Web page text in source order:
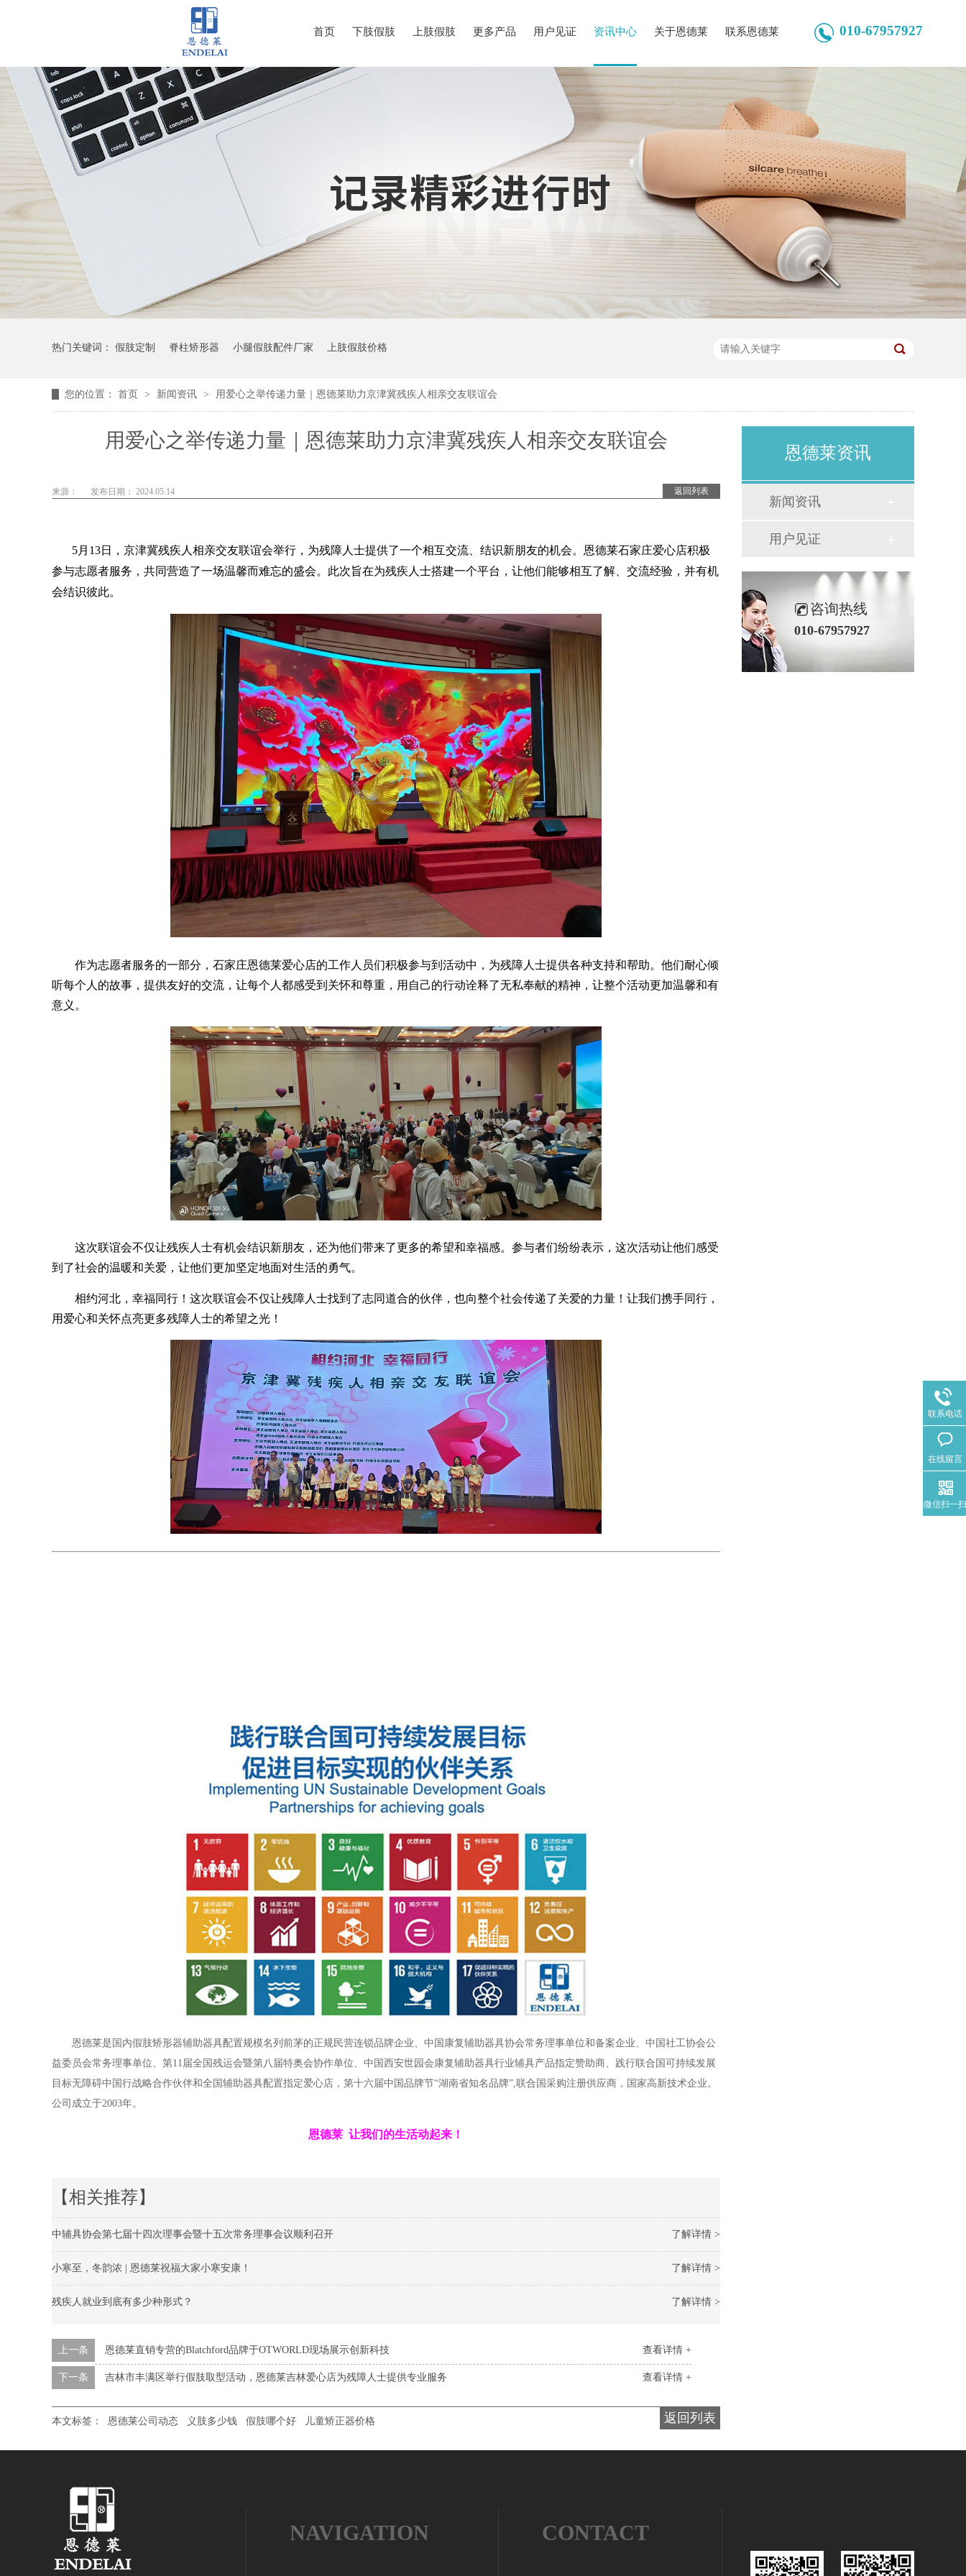
首页 下肢假肢 上肢假肢 更多产品 用户见证 资讯中心 关于恩德莱 联系恩德莱 010-67957927
热门关键词： 假肢定制 脊柱矫形器 小腿假肢配件厂家 上肢假肢价格
您的位置： 首页 > 新闻资讯 > 用爱心之举传递力量｜恩德莱助力京津冀残疾人相亲交友联谊会
用爱心之举传递力量｜恩德莱助力京津冀残疾人相亲交友联谊会
返回列表
来源： 发布日期： 2024.05.14
5月13日，京津冀残疾人相亲交友联谊会举行，为残障人士提供了一个相互交流、结识新朋友的机会。恩德莱石家庄爱心店积极
参与志愿者服务，共同营造了一场温馨而难忘的盛会。此次旨在为残疾人士搭建一个平台，让他们能够相互了解、交流经验，并有机
会结识彼此。
作为志愿者服务的一部分，石家庄恩德莱爱心店的工作人员们积极参与到活动中，为残障人士提供各种支持和帮助。他们耐心倾
听每个人的故事，提供友好的交流，让每个人都感受到关怀和尊重，用自己的行动诠释了无私奉献的精神，让整个活动更加温馨和有
意义。
这次联谊会不仅让残疾人士有机会结识新朋友，还为他们带来了更多的希望和幸福感。参与者们纷纷表示，这次活动让他们感受
到了社会的温暖和关爱，让他们更加坚定地面对生活的勇气。
相约河北，幸福同行！这次联谊会不仅让残障人士找到了志同道合的伙伴，也向整个社会传递了关爱的力量！让我们携手同行，
用爱心和关怀点亮更多残障人士的希望之光！
恩德莱是国内假肢矫形器辅助器具配置规模名列前茅的正规民营连锁品牌企业、中国康复辅助器具协会常务理事单位和备案企业、中国社工协会公
益委员会常务理事单位、第11届全国残运会暨第八届特奥会协作单位、中国西安世园会康复辅助器具行业辅具产品指定赞助商、践行联合国可持续发展
目标无障碍中国行战略合作伙伴和全国辅助器具配置指定爱心店，第十六届中国品牌节“湖南省知名品牌”,联合国采购注册供应商，国家高新技术企业。
公司成立于2003年。
恩德莱 让我们的生活动起来！
【相关推荐】
了解详情 >
中辅具协会第七届十四次理事会暨十五次常务理事会议顺利召开
了解详情 >
小寒至，冬韵浓 | 恩德莱祝福大家小寒安康！
了解详情 >
残疾人就业到底有多少种形式？
查看详情 +
上一条 恩德莱直销专营的Blatchford品牌于OTWORLD现场展示创新科技
查看详情 +
下一条 吉林市丰满区举行假肢取型活动，恩德莱吉林爱心店为残障人士提供专业服务
返回列表
本文标签： 恩德莱公司动态 义肢多少钱 假肢哪个好 儿童矫正器价格
恩德莱资讯
新闻资讯
用户见证
咨询热线
010-67957927
NAVIGATION CONTACT
联系电话
在线留言
微信扫一扫